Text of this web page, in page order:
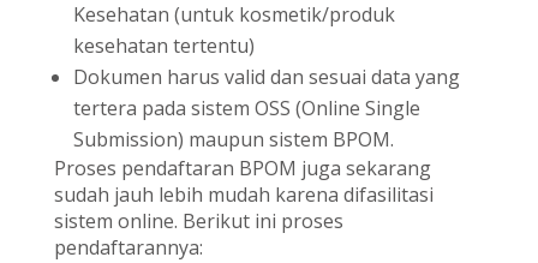
Kesehatan (untuk kosmetik/produk
kesehatan tertentu)
Dokumen harus valid dan sesuai data yang
tertera pada sistem OSS (Online Single
Submission) maupun sistem BPOM.
Proses pendaftaran BPOM juga sekarang
sudah jauh lebih mudah karena difasilitasi
sistem online. Berikut ini proses
pendaftarannya: